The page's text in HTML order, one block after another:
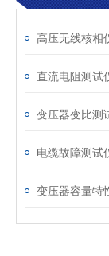
高压无线核相
变压器变比测
电缆故障测试